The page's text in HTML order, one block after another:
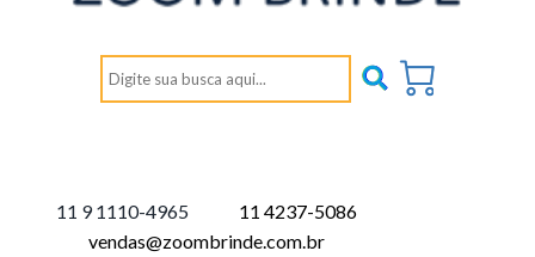
11 9 1110-4965
11 4237-5086
vendas@zoombrinde.com.br